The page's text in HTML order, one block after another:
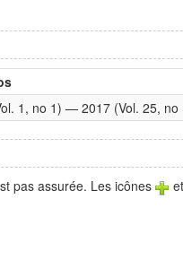
1, no 1) — 2017 (Vol. 25, no
pas assurée. Les icônes et